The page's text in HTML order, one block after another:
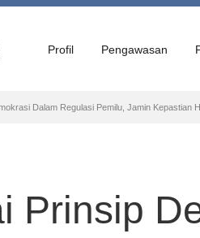
Profil Pengawasan
Dalam Regulasi Pemilu, Jamin Kepastian
Prinsip